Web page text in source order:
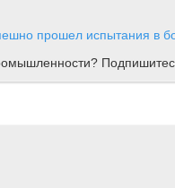
прошел испытания в